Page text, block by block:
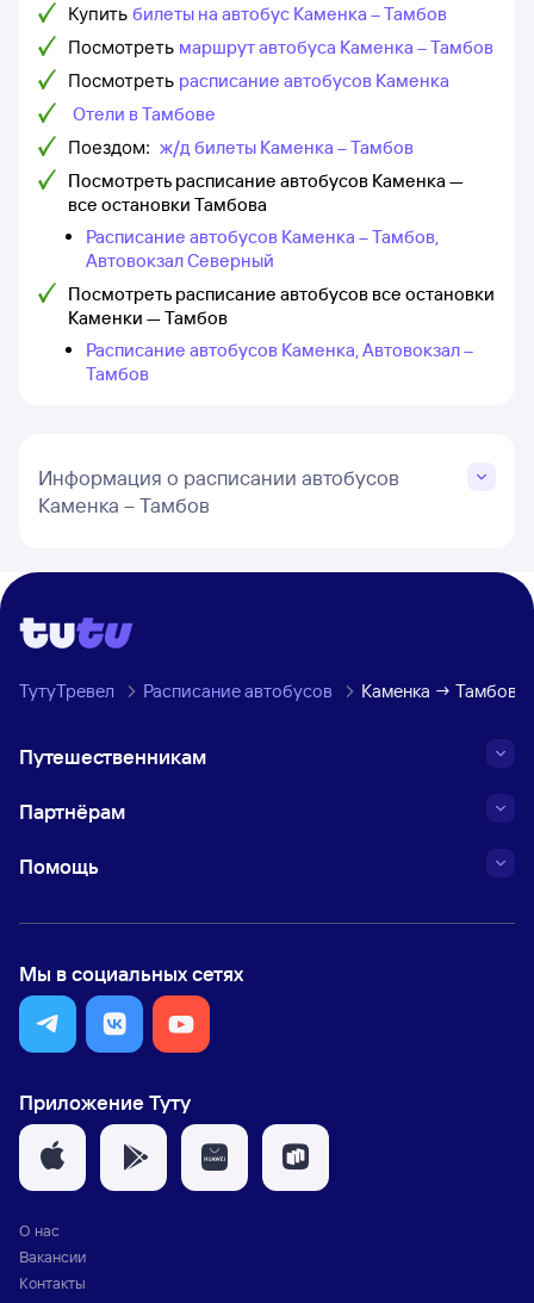
Купить билеты на автобус Каменка – Тамбов
Посмотреть маршрут автобуса Каменка – Тамбов
Посмотреть расписание автобусов Каменка
Отели в Тамбове
Поездом: ж/д билеты Каменка – Тамбов
Посмотреть расписание автобусов Каменка —
все остановки Тамбова
Расписание автобусов Каменка – Тамбов,
Автовокзал Северный
Посмотреть расписание автобусов все остановки
Каменки — Тамбов
Расписание автобусов Каменка, Автовокзал –
Тамбов
Информация о расписании автобусов
Каменка – Тамбов
ТутуТревел Расписание автобусов Каменка → Тамбов
Путешественникам
Партнёрам
Помощь
Мы в социальных сетях
Приложение Туту
О нас
Вакансии
Контакты